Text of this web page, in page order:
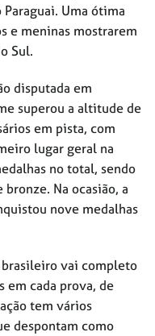
Uma ótima
e meninas mostrarem
Sul.
disputada em
superou a altitude de
em pista, com
lugar geral na
no total, sendo
Na ocasião, a
nove medalhas
vai completo
em cada prova, de
tem vários
despontam como